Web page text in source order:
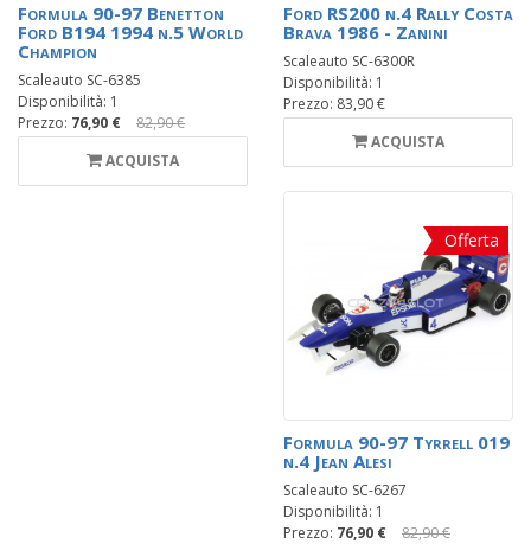
Formula 90-97 Benetton
Ford B194 1994 n.5 World
Champion
Scaleauto SC-6385
Disponibilità: 1
Prezzo: 76,90 €
82,90 €
ACQUISTA
Ford RS200 n.4 Rally Costa
Brava 1986 - Zanini
Scaleauto SC-6300R
Disponibilità: 1
Prezzo: 83,90 €
ACQUISTA
Offerta
Formula 90-97 Tyrrell 019
n.4 Jean Alesi
Scaleauto SC-6267
Disponibilità: 1
Prezzo: 76,90 €
82,90 €